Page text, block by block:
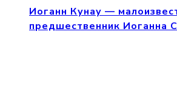
Иоганн Кунау —
предшественник Иоганна